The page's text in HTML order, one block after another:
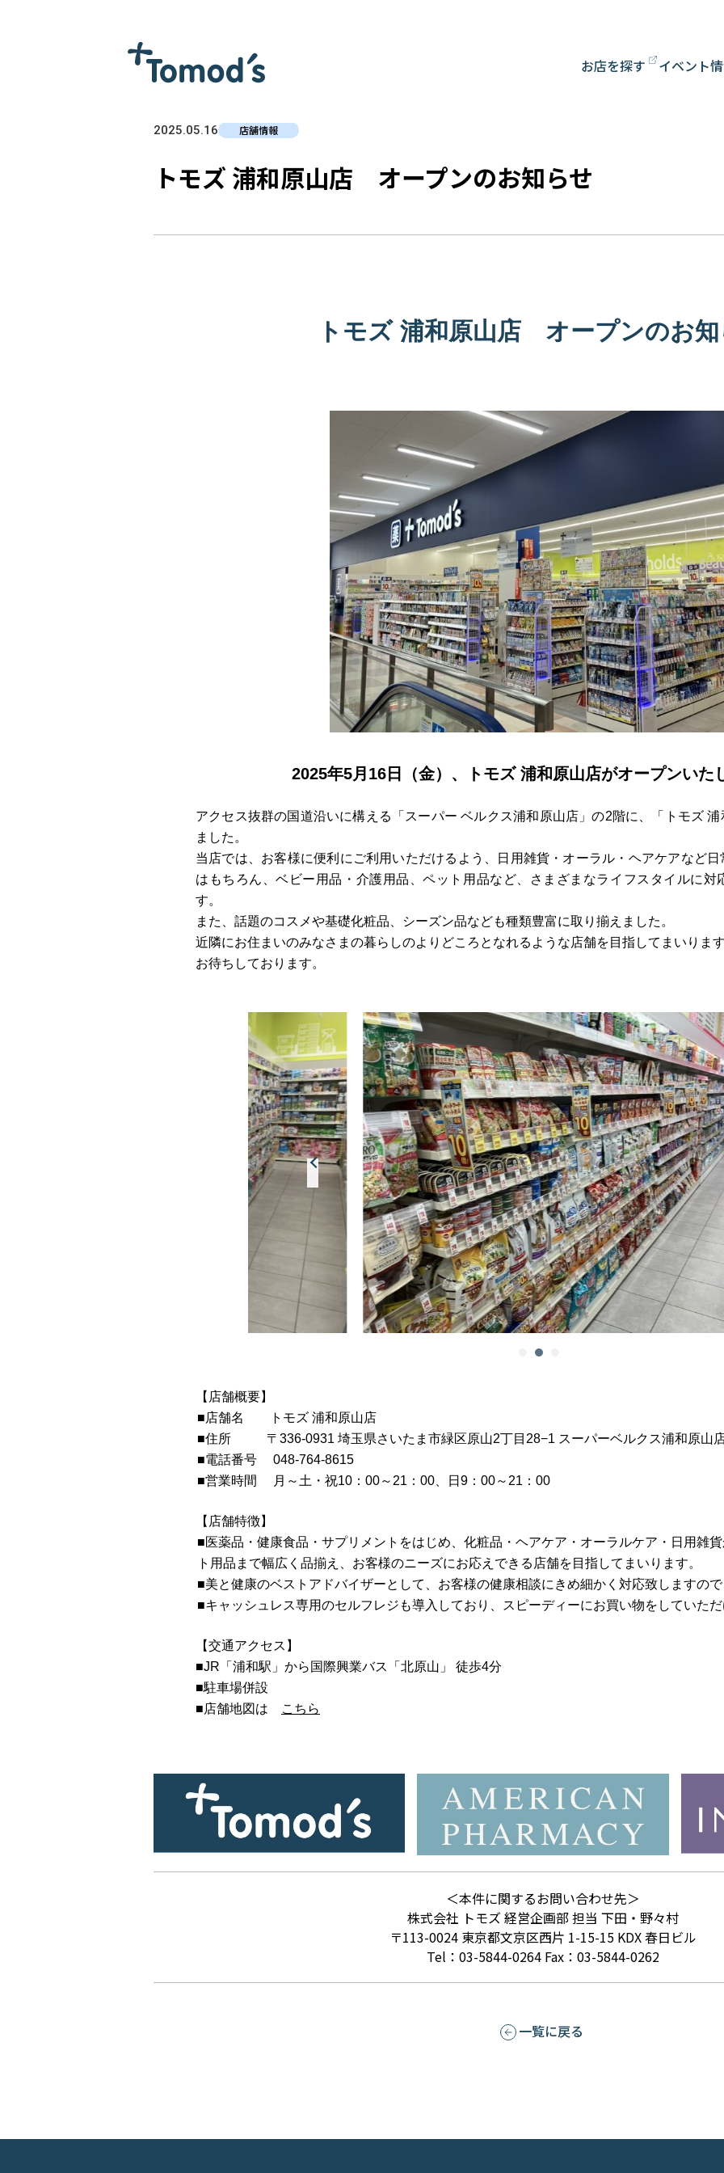
お店を探す イベント
2025.05.16 店舗情報
トモズ 浦和原山店 オープンのお知らせ
トモズ 浦和原山店 オープンのお
2025年5月16日（金）、トモズ 浦和原山店がオープンいた
アクセス抜群の国道沿いに構える「スーパー ベルクス浦和原山店」の2階に、「トモズ
ました。
当店では、お客様に便利にご利用いただけるよう、日用雑貨・オーラル・ヘアケアなど
はもちろん、ベビー用品・介護用品、ペット用品など、さまざまなライフスタイルに対
す。
また、話題のコスメや基礎化粧品、シーズン品なども種類豊富に取り揃えました。
近隣にお住まいのみなさまの暮らしのよりどころとなれるような店舗を目指してまいりま
お待ちしております。
【店舗概要】
■店舗名 トモズ 浦和原山店
■住所 〒336-0931 埼玉県さいたま市緑区原山2丁目28−1 スーパーベルクス浦和原山
■電話番号 048-764-8615
■営業時間 月～土・祝10：00～21：00、日9：00～21：00
【店舗特徴】
■医薬品・健康食品・サプリメントをはじめ、化粧品・ヘアケア・オーラルケア・日用雑
ト用品まで幅広く品揃え、お客様のニーズにお応えできる店舗を目指してまいります。
■美と健康のベストアドバイザーとして、お客様の健康相談にきめ細かく対応致しますの
■キャッシュレス専用のセルフレジも導入しており、スピーディーにお買い物をしていた
【交通アクセス】
■JR「浦和駅」から国際興業バス「北原山」 徒歩4分
■駐車場併設
■店舗地図は
こちら
＜本件に関するお問い合わせ先＞
株式会社 トモズ 経営企画部 担当 下田・野々村
〒113-0024 東京都文京区西片 1-15-15 KDX 春日ビル
Tel：03-5844-0264 Fax：03-5844-0262
一覧に戻る